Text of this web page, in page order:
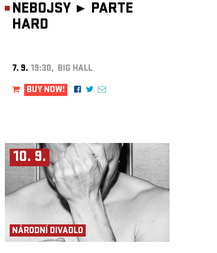
NEBOJSY ► PARTE
HARD
7. 9. 19:30, BIG HALL
BUY NOW!
10. 9.
NÁRODNÍ DIVADLO